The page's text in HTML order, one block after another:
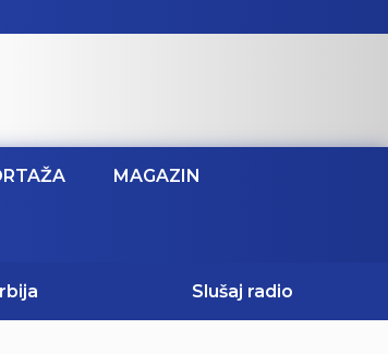
MAGAZIN
Slušaj radio